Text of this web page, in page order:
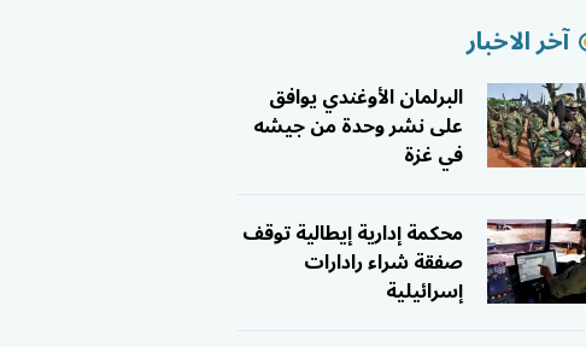
آخر الاخبار
البرلمان الأوغندي يوافق
على نشر وحدة من جيشه
في غزة
محكمة إدارية إيطالية توقف
صفقة شراء رادارات
إسرائيلية